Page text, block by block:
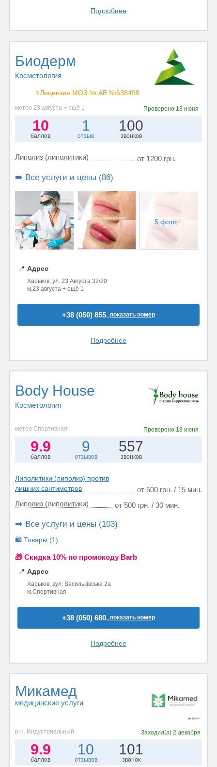
Подробнее
Биодерм
Косметология
⚕️Лицензия МОЗ № АЕ №638498
метро 23 августа + ещё 1 Проверено 13 июня
10
баллов
1
отзыв
100
звонков
Липолиз (липолитики) от 1200 грн.
➡️ Все услуги и цены (86)
5 фото
📍 Адрес
Харьков, ул. 23 Августа 32/20
м.23 августа + ещё 1
+38 (050) 855..показать номер
Подробнее
Body House
Косметология
метро Спортивная Проверено 18 июня
9.9
баллов
9
отзывов
557
звонков
Липолитики (липолиз) против
лишних сантиметров
от 500 грн. / 15 мин.
Липолиз (липолитики)
от 500 грн. / 30 мин.
➡️ Все услуги и цены (103)
🛍️ Товары (1)
🎁 Cкидка 10% по промокоду Barb
📍 Адрес
Харьков, вул. Васильківська 2а
м.Спортивная
+38 (050) 680..показать номер
Подробнее
Микамед
медицинские услуги
р-н. Индустриальный Заходил(а)2 декабря
9.9
баллов
10
отзывов
101
звонок